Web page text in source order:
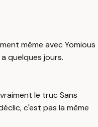
même avec Yomious
quelques jours.
le truc Sans
c'est pas la même